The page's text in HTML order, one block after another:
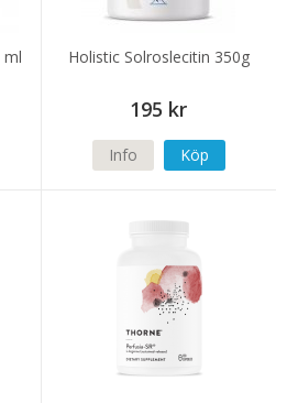
ml Holistic Solroslecitin 350g
195 kr
Info Köp